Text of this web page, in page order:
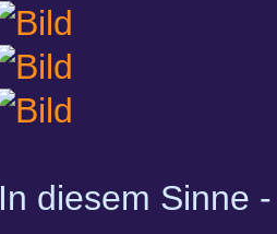
In diesem Sinne